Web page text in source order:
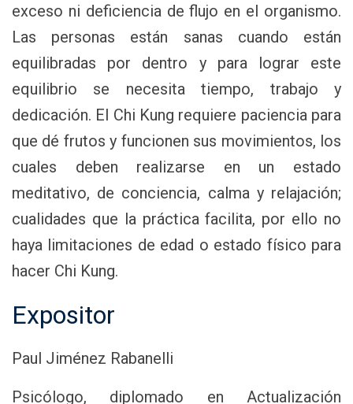
exceso ni deficiencia de flujo en el organismo.
Las personas están sanas cuando están
equilibradas por dentro y para lograr este
equilibrio se necesita tiempo, trabajo y
dedicación. El Chi Kung requiere paciencia para
que dé frutos y funcionen sus movimientos, los
cuales deben realizarse en un estado
meditativo, de conciencia, calma y relajación;
cualidades que la práctica facilita, por ello no
haya limitaciones de edad o estado físico para
hacer Chi Kung.
Expositor
Paul Jiménez Rabanelli
Psicólogo, diplomado en Actualización